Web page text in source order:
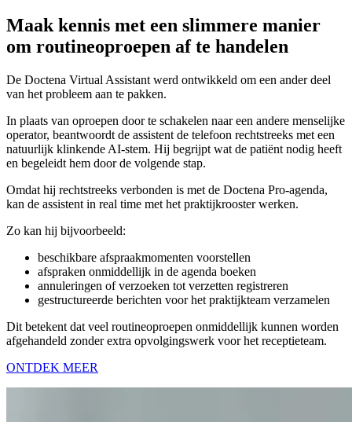
Maak kennis met een slimmere manier
om routineoproepen af te handelen
De Doctena Virtual Assistant werd ontwikkeld om een ander deel
van het probleem aan te pakken.
In plaats van oproepen door te schakelen naar een andere menselijke
operator, beantwoordt de assistent de telefoon rechtstreeks met een
natuurlijk klinkende AI-stem. Hij begrijpt wat de patiënt nodig heeft
en begeleidt hem door de volgende stap.
Omdat hij rechtstreeks verbonden is met de Doctena Pro-agenda,
kan de assistent in real time met het praktijkrooster werken.
Zo kan hij bijvoorbeeld:
beschikbare afspraakmomenten voorstellen
afspraken onmiddellijk in de agenda boeken
annuleringen of verzoeken tot verzetten registreren
gestructureerde berichten voor het praktijkteam verzamelen
Dit betekent dat veel routineoproepen onmiddellijk kunnen worden
afgehandeld zonder extra opvolgingswerk voor het receptieteam.
ONTDEK MEER